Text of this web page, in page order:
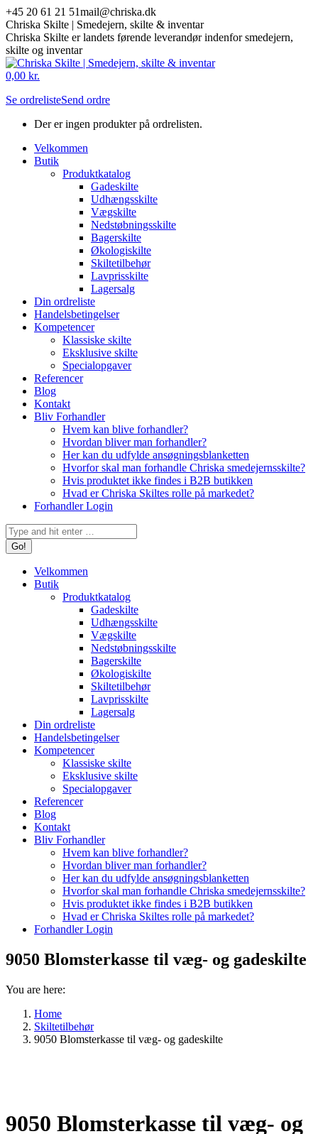
Skip
to
content
+45 20 61 21 51mail@chriska.dk
Chriska Skilte | Smedejern, skilte & inventar
Chriska Skilte er landets førende leverandør indenfor smedejern,
skilte og inventar
Mail
opens
new
Facebook
opens
new
0,00 kr.
Se ordrelisteSend ordre
Der er ingen produkter på ordrelisten.
Velkommen
Butik
Produktkatalog
Gadeskilte
Udhængsskilte
Vægskilte
Nedstøbningsskilte
Bagerskilte
Økologiskilte
Skiltetilbehør
Lavprisskilte
Lagersalg
Din ordreliste
Handelsbetingelser
Kompetencer
Klassiske skilte
Eksklusive skilte
Specialopgaver
Referencer
Blog
Kontakt
Bliv Forhandler
Hvem kan blive forhandler?
Hvordan bliver man forhandler?
Her kan du udfylde ansøgningsblanketten
Hvorfor skal man forhandle Chriska smedejernsskilte?
Hvis produktet ikke findes i B2B butikken
Hvad er Chriska Skiltes rolle på markedet?
Forhandler Login
Search:
Velkommen
Butik
Produktkatalog
Gadeskilte
Udhængsskilte
Vægskilte
Nedstøbningsskilte
Bagerskilte
Økologiskilte
Skiltetilbehør
Lavprisskilte
Lagersalg
Din ordreliste
Handelsbetingelser
Kompetencer
Klassiske skilte
Eksklusive skilte
Specialopgaver
Referencer
Blog
Kontakt
Bliv Forhandler
Hvem kan blive forhandler?
Hvordan bliver man forhandler?
Her kan du udfylde ansøgningsblanketten
Hvorfor skal man forhandle Chriska smedejernsskilte?
Hvis produktet ikke findes i B2B butikken
Hvad er Chriska Skiltes rolle på markedet?
Forhandler Login
9050 Blomsterkasse til væg- og gadeskilte
You are here:
Home
Skiltetilbehør
9050 Blomsterkasse til væg- og gadeskilte
9050 Blomsterkasse til væg- og